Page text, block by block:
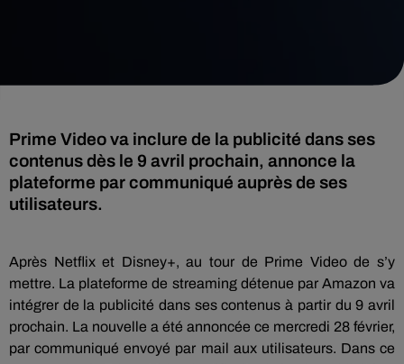
Prime Video va inclure de la publicité dans ses
contenus dès le 9 avril prochain, annonce la
plateforme par communiqué auprès de ses
utilisateurs.
Après Netflix et Disney+, au tour de Prime Video de s’y
mettre. La plateforme de streaming détenue par Amazon va
intégrer de la publicité dans ses contenus à partir du 9 avril
prochain. La nouvelle a été annoncée ce mercredi 28 février,
par communiqué envoyé par mail aux utilisateurs. Dans ce